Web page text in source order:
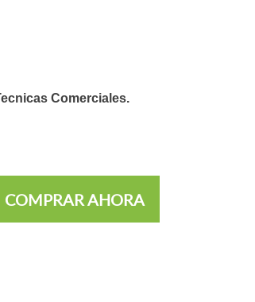
Comerciales.
COMPRAR AHORA